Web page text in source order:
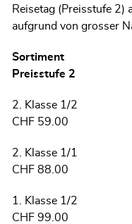
Reisetag (Preisstufe 2)
aufgrund von grosser
Preisstufe 2
2. Klasse
CHF 59.00
2. Klasse
CHF 88.00
1. Klasse
CHF 99.00